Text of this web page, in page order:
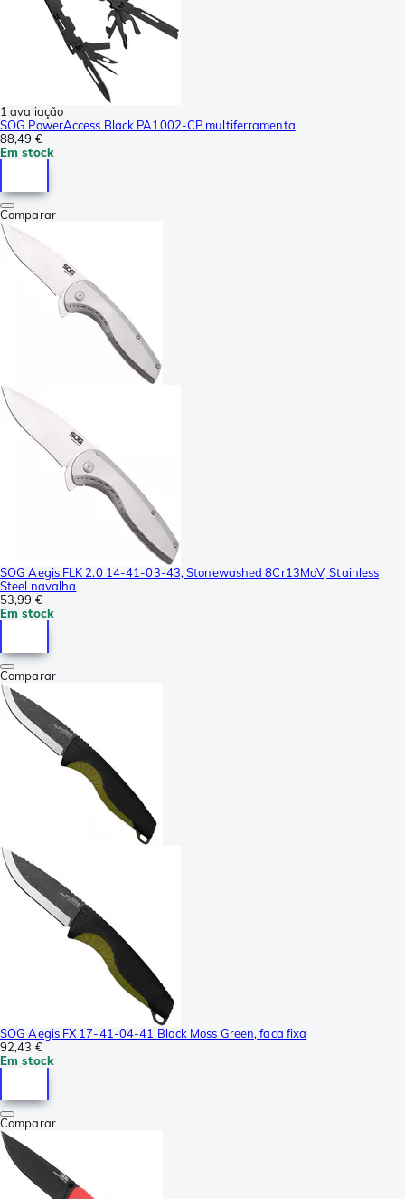
1 avaliação
SOG PowerAccess Black PA1002-CP multiferramenta
88,49 €
Em stock
Comparar
SOG Aegis FLK 2.0 14-41-03-43, Stonewashed 8Cr13MoV, Stainless
Steel navalha
53,99 €
Em stock
Comparar
SOG Aegis FX 17-41-04-41 Black Moss Green, faca fixa
92,43 €
Em stock
Comparar